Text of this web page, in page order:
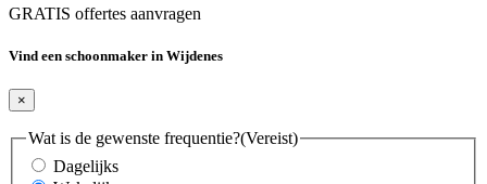
GRATIS offertes aanvragen
Vind een schoonmaker in Wijdenes
×
Wat is de gewenste frequentie?(Vereist)
Dagelijks